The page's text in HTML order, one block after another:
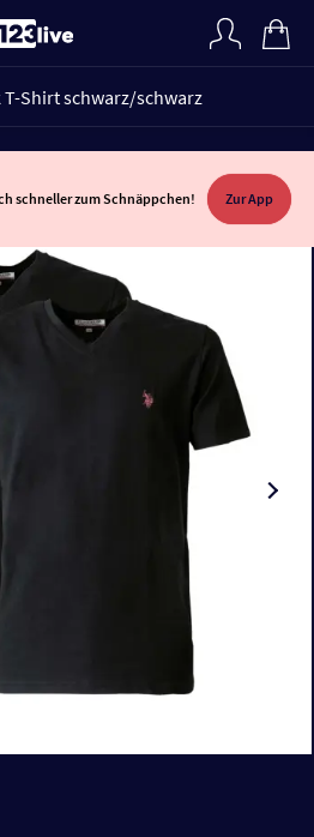
T-Shirt schwarz/schwarz
schneller zum Schnäppchen! Zur App